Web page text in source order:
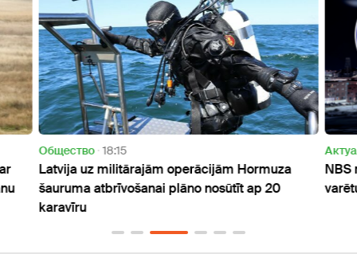
Oбщество 18:15
Latvija uz militārajām operācijām Hormuza
šauruma atbrīvošanai plāno nosūtīt ap 20
karavīru
NBS